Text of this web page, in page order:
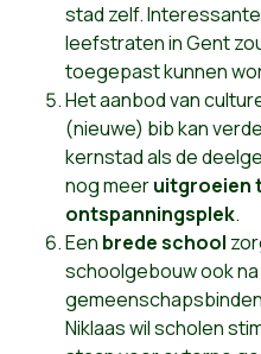
stad zelf.
leefstraten in Gent
toegepast kunnen
Het aanbod van
(nieuwe) bib kan
kernstad als de
nog meeruitgroeien
ontspanningsplek.
Een brede school
schoolgebouw ook
Niklaas wil scholen